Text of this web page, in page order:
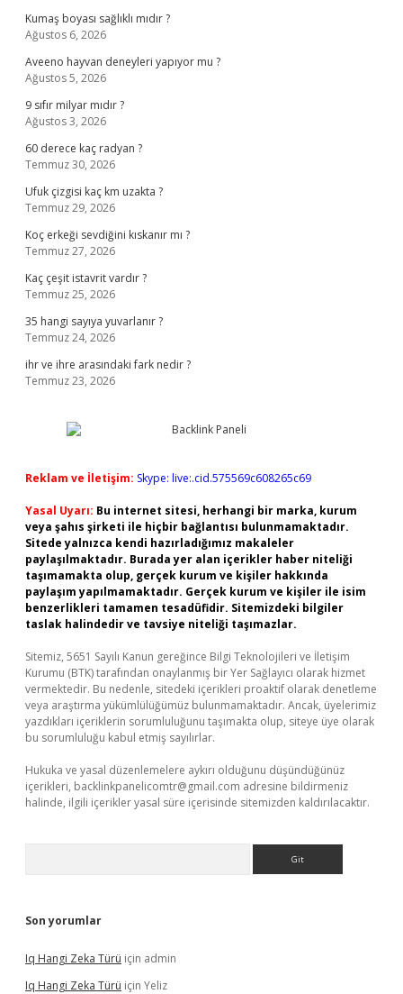
Kumaş boyası sağlıklı mıdır ?
Ağustos 6, 2026
Aveeno hayvan deneyleri yapıyor mu ?
Ağustos 5, 2026
9 sıfır milyar mıdır ?
Ağustos 3, 2026
60 derece kaç radyan ?
Temmuz 30, 2026
Ufuk çizgisi kaç km uzakta ?
Temmuz 29, 2026
Koç erkeği sevdiğini kıskanır mı ?
Temmuz 27, 2026
Kaç çeşit istavrit vardır ?
Temmuz 25, 2026
35 hangi sayıya yuvarlanır ?
Temmuz 24, 2026
ihr ve ihre arasındaki fark nedir ?
Temmuz 23, 2026
Reklam ve İletişim: Skype: live:.cid.575569c608265c69
Yasal Uyarı: Bu internet sitesi, herhangi bir marka, kurum
veya şahıs şirketi ile hiçbir bağlantısı bulunmamaktadır.
Sitede yalnızca kendi hazırladığımız makaleler
paylaşılmaktadır. Burada yer alan içerikler haber niteliği
taşımamakta olup, gerçek kurum ve kişiler hakkında
paylaşım yapılmamaktadır. Gerçek kurum ve kişiler ile isim
benzerlikleri tamamen tesadüfidir. Sitemizdeki bilgiler
taslak halindedir ve tavsiye niteliği taşımazlar.
Sitemiz, 5651 Sayılı Kanun gereğince Bilgi Teknolojileri ve İletişim
Kurumu (BTK) tarafından onaylanmış bir Yer Sağlayıcı olarak hizmet
vermektedir. Bu nedenle, sitedeki içerikleri proaktif olarak denetleme
veya araştırma yükümlülüğümüz bulunmamaktadır. Ancak, üyelerimiz
yazdıkları içeriklerin sorumluluğunu taşımakta olup, siteye üye olarak
bu sorumluluğu kabul etmiş sayılırlar.
Hukuka ve yasal düzenlemelere aykırı olduğunu düşündüğünüz
içerikleri, backlinkpanelicomtr@gmail.com adresine bildirmeniz
halinde, ilgili içerikler yasal süre içerisinde sitemizden kaldırılacaktır.
Son yorumlar
Iq Hangi Zeka Türü için admin
Iq Hangi Zeka Türü için Yeliz